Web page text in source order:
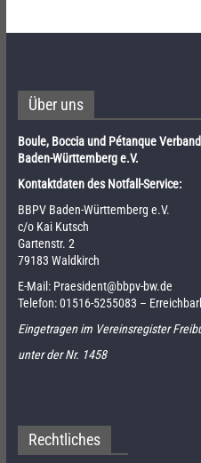
Über uns
Boule, Boccia und Pétanque Verband
Baden-Württemberg e.V.
Kontaktdaten des Notfall-Service:
BBPV Baden-Württemberg e.V.
c/o Kai Kutsch
Gartenstr. 2
79183 Waldkirch
E-Mail: Praesident@bbpv-bw.de
Telefon:01516-5255083 –
Eingetragen im Vereinsregister
unter der Nr. 1458
Rechtliches